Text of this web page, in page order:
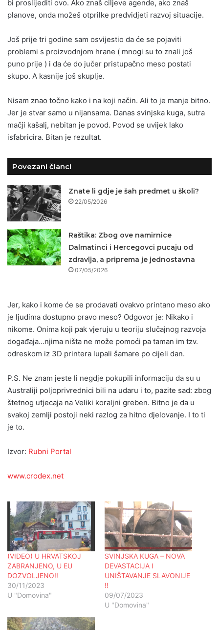
bi proslijediti ovo. Ako znaš ciljeve agende, ako znaš
planove, onda možeš otprilke predvidjeti razvoj situacije.
Još prije tri godine sam osvijestio da će se pojaviti
problemi s proizvodnjom hrane ( mnogi su to znali još
puno prije ) i da će do jučer pristupačno meso postati
skupo. A kasnije još skuplje.
Nisam znao točno kako i na koji način. Ali to je manje bitno.
Jer je stvar samo u nijansama. Danas svinjska kuga, sutra
mačji kašalj, nebitan je povod. Povod se uvijek lako
isfabricira. Bitan je rezultat.
Povezani članci
Znate li gdje je šah predmet u školi?
22/05/2026
Raštika: Zbog ove namirnice
Dalmatinci i Hercegovci pucaju od
zdravlja, a priprema je jednostavna
07/05/2026
Jer, kako i kome će se prodavati ovakvo printano meso ako
je ljudima dostupno pravo meso? Odgovor je: Nikako i
nikome. Onima koji pak vjeruju u teoriju slučajnog razvoja
događaja…njima ništa ne može pomoći pa taman im tzv.
odreskom iz 3D printera lupali šamare po cijeli dan.
P.S. Ne znam jeste li negdje pokupili informaciju da su u
Australiji poljoprivrednici bili na udaru i to, pazite sad: zbog
štetnog utjecaja na Veliki koraljni greben. Bitno je da u
svakoj zemlji postoji neki razlog za hitno djelovanje. I to ti
je to.
Izvor: Rubni Portal
www.crodex.net
(VIDEO) U HRVATSKOJ
ZABRANJENO, U EU
DOZVOLJENO!!
30/11/2023
U "Domovina"
SVINJSKA KUGA – NOVA
DEVASTACIJA I
UNIŠTAVANJE SLAVONIJE
!!
09/07/2023
U "Domovina"